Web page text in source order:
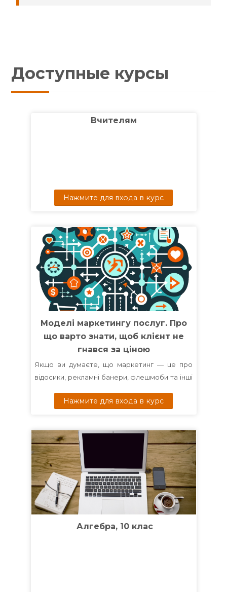
Доступные курсы
Вчителям
Нажмите для входа в курс
Моделі маркетингу послуг. Про
що варто знати, щоб клієнт не
гнався за ціною
Якщо ви думаєте, що маркетинг — це про
відосики, рекламні банери, флешмоби та інші
зараз маркетинг — це про сервіс, досвід і
Цей курс — для тих, хто продає не коробки, а
досвід. У кого клієнт купує не "ЩО", а "ЯКіЗ
КИМ". Якщо ви працюєте в освітній сфері,
медицині, консалтингу, творчості або
сервісних послугах — цей курс допоможе
зрозуміти,як клієнт сприймає вашу
цінністьічому ціна — не головне.
Ми познайомимось збазовими моделями
Нажмите для входа в курс
Алгебра, 10 клас